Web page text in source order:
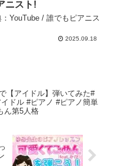
ニスト!
：YouTube / 誰でもピアニス
2025.09.18
【アイドル】弾いてみた#
ドル #ピアノ #ピアノ簡単
ん第5人格